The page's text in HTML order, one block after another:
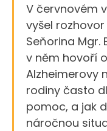
V červnovém
vyšel
Seňorina Mgr.
v něm hovoří
Alzheimerovy
rodiny často
pomoc, a jak
náročnou